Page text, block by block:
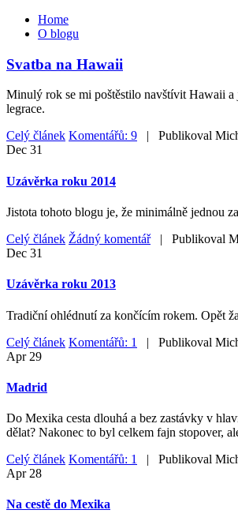
Home
O blogu
Svatba na Hawaii
Minulý rok se mi poštěstilo navštívit Hawaii
legrace.
Celý článek Komentářů: 9 | Publikoval
Dec 31
Uzávěrka roku 2014
Jistota tohoto blogu je, že minimálně jednou
Celý článek Žádný komentář| Publikoval
Dec 31
Uzávěrka roku 2013
Tradiční ohlédnutí za končícím rokem. Opět
Celý článek Komentářů: 1 | Publikoval
Apr 29
Madrid
Do Mexika cesta dlouhá a bez zastávky v
dělat? Nakonec to byl celkem fajn stopover,
Celý článek Komentářů: 1 | Publikoval
Apr 28
Na cestě do Mexika